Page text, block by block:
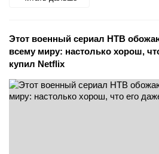
Этот военный сериал НТВ
всему миру: настолько хорош,
купил Netflix